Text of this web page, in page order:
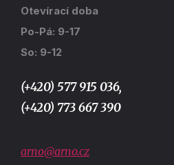
Otevírací doba
Po-Pá: 9-17
So: 9-12
(+420) 577 915 036,
(+420) 773 667 390
arno@arno.cz